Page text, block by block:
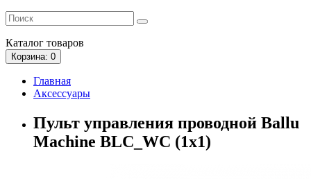
Каталог товаров
Корзина: 0
Главная
Аксессуары
Пульт управления проводной Ballu
Machine BLC_WC (1х1)